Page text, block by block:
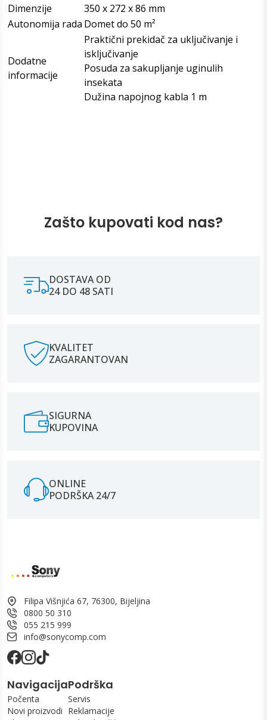
Dimenzije
350 x 272 x 86 mm
Autonomija rada Domet do 50 m²
Dodatne
informacije
Praktični prekidač za uključivanje i
isključivanje
Posuda za sakupljanje uginulih
insekata
Dužina napojnog kabla 1 m
Zašto kupovati kod nas?
DOSTAVA OD
24 DO 48 SATI
KVALITET
ZAGARANTOVAN
SIGURNA
KUPOVINA
ONLINE
PODRŠKA 24/7
Filipa Višnjića 67, 76300, Bijeljina
0800 50 310
055 215 999
info@sonycomp.com
Navigacija
Počenta
Novi proizvodi
Podrška
Servis
Reklamacije